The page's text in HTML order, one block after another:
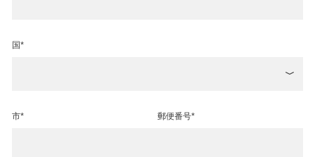
国*
市* 郵便番号*